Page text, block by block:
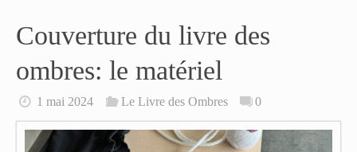
Couverture du livre des
ombres: le matériel
1 mai 2024 Le Livre des Ombres 0